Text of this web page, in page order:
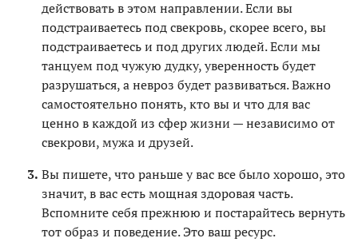
действовать в этом направлении. Если вы
подстраиваетесь под свекровь, скорее всего, вы
подстраиваетесь и под других людей. Если мы
танцуем под чужую дудку, уверенность будет
разрушаться, а невроз будет развиваться. Важно
самостоятельно понять, кто вы и что для вас
ценно в каждой из сфер жизни — независимо от
свекрови, мужа и друзей.
Вы пишете, что раньше у вас все было хорошо, это
значит, в вас есть мощная здоровая часть.
Вспомните себя прежнюю и постарайтесь вернуть
тот образ и поведение. Это ваш ресурс.